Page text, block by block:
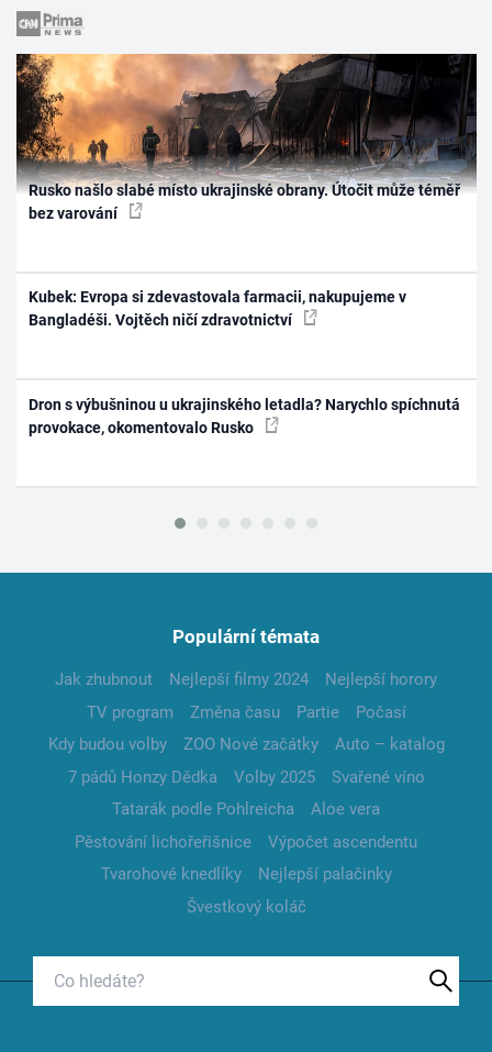
Rusko našlo slabé místo ukrajinské obrany. Útočit může téměř
bez varování
Kubek: Evropa si zdevastovala farmacii, nakupujeme v
Bangladéši. Vojtěch ničí zdravotnictví
Dron s výbušninou u ukrajinského letadla? Narychlo spíchnutá
provokace, okomentovalo Rusko
Populární témata
Jak zhubnout Nejlepší filmy 2024
Nejlepší horory
TV program
Změna času Partie
Počasí
Kdy budou volby
ZOO Nové začátky
Auto – katalog
7 pádů Honzy Dědka
Volby 2025
Svařené víno
Tatarák podle Pohlreicha
Aloe vera
Pěstování lichořeřišnice
Výpočet ascendentu
Tvarohové knedlíky
Nejlepší palačinky
Švestkový koláč